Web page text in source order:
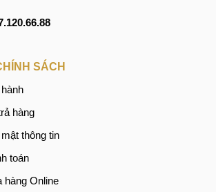
vệ tối đa.
điện thoại bị hỏng mặt kính sau
mặt kính sau Xiaomi POCO
chữa MobileCity Care, dịch vụ thay mặt
SÁCH
hàng
thông tin
toán
hàng Online